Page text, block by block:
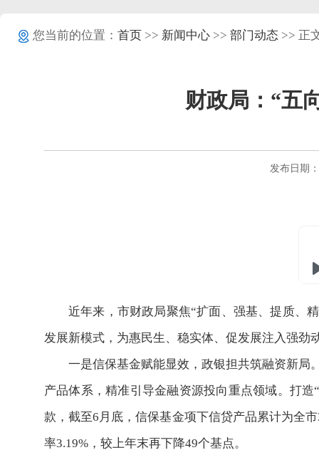
您当前的位置： 首页>> 新闻中心>> 部门动态>> 正
财政局：“五
发布日期
近年来，市财政局聚焦“扩面、强基、提质、
发展新模式，为惠民生、稳实体、促发展注入强劲
一是信保基金赋能显效，政银担共筑融资新局
产品体系，精准引导金融资源投向重点领域。打
款，截至6月底，信保基金项下信贷产品累计为全
率3.19%，较上年末再下降49个基点。